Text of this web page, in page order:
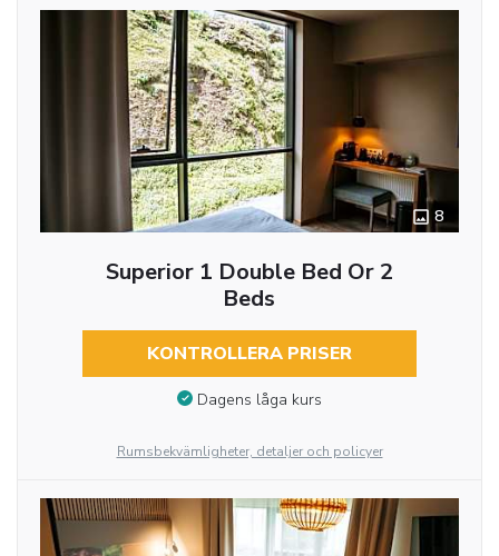
8
Superior 1 Double Bed Or 2
Beds
KONTROLLERA PRISER
Dagens låga kurs
Rumsbekvämligheter, detaljer och policyer